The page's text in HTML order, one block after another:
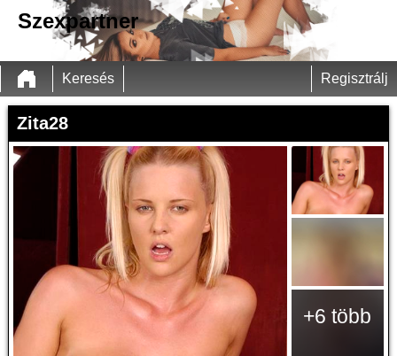
Szexpartner
Keresés Regisztrálj
Zita28
+6 több